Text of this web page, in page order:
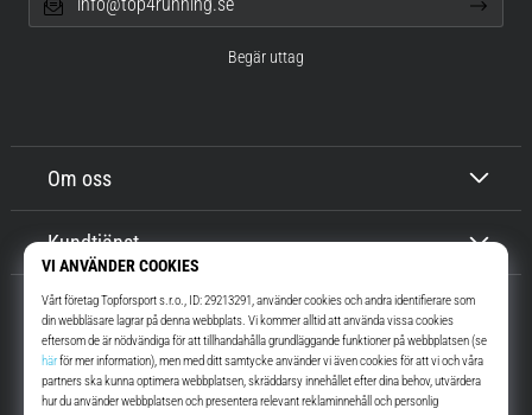
Top4Running.se
I mer än 16 år vi har vi motiverat dig att gå ut och springa. Snabbare. Med
Om oss
Kundtjänst
Begär uttag